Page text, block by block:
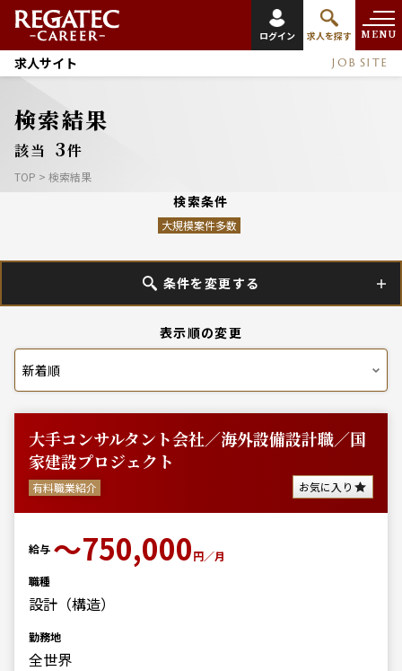
ログイン 求人を探す MENU
求人サイト JOB SITE
検索結果
該当 3件
TOP > 検索結果
検索条件
大規模案件多数
条件を変更する
表示順の変更
大手コンサルタント会社／海外設備設計職／国
家建設プロジェクト
有料職業紹介 お気に入り
給与 〜750,000円／月
職種
設計（構造）
勤務地
全世界